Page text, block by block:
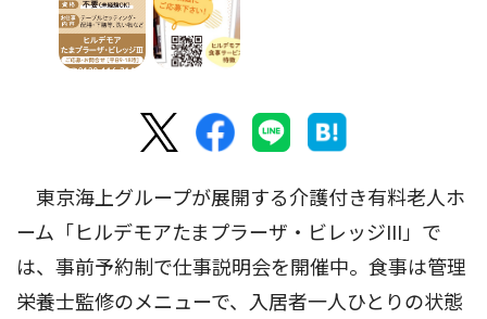
東京海上グループが展開する介護付き有料老人ホ
ーム「ヒルデモアたまプラーザ・ビレッジIII」で
は、事前予約制で仕事説明会を開催中。食事は管理
栄養士監修のメニューで、入居者一人ひとりの状態